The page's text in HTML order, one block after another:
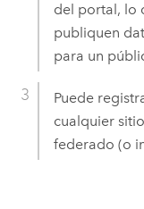
del portal, lo
publiquen
para un
Puede
cualquier
federado (o